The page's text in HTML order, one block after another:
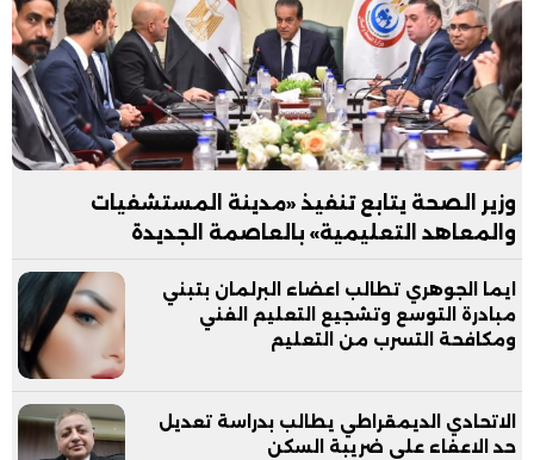
وزير الصحة يتابع تنفيذ «مدينة المستشفيات
والمعاهد التعليمية» بالعاصمة الجديدة
ايما الجوهري تطالب اعضاء البرلمان بتبني
مبادرة التوسع وتشجيع التعليم الفني
ومكافحة التسرب من التعليم
الاتحادي الديمقراطي يطالب بدراسة تعديل
حد الاعفاء علي ضريبة السكن